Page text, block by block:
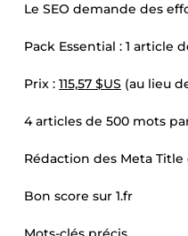
Le SEO demande des
Pack Essential : 1 article
Prix : 115,57 $US (au lieu
4 articles de 500 mots
Rédaction des Meta
Bon score sur 1.fr